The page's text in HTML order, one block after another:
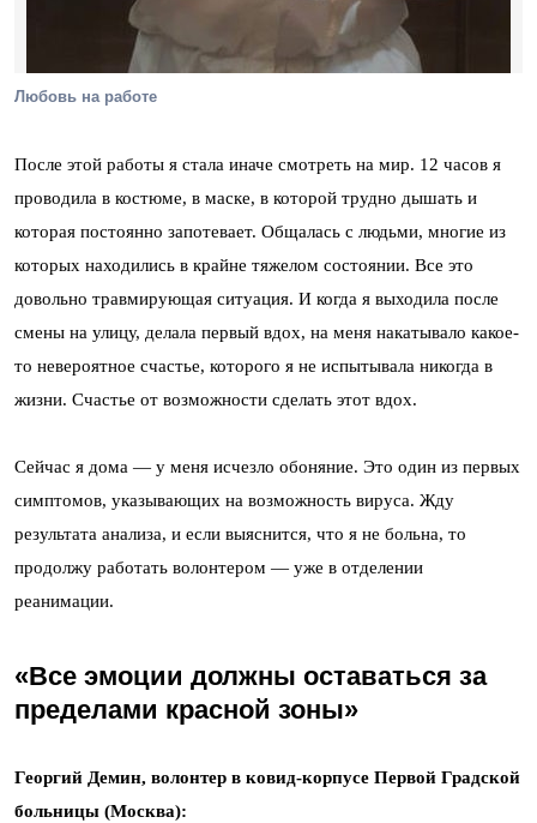
Любовь на работе
После этой работы я стала иначе смотреть на мир. 12 часов я
проводила в костюме, в маске, в которой трудно дышать и
которая постоянно запотевает. Общалась с людьми, многие из
которых находились в крайне тяжелом состоянии. Все это
довольно травмирующая ситуация. И когда я выходила после
смены на улицу, делала первый вдох, на меня накатывало какое-
то невероятное счастье, которого я не испытывала никогда в
жизни. Счастье от возможности сделать этот вдох.
Сейчас я дома — у меня исчезло обоняние. Это один из первых
симптомов, указывающих на возможность вируса. Жду
результата анализа, и если выяснится, что я не больна, то
продолжу работать волонтером — уже в отделении
реанимации.
«Все эмоции должны оставаться за
пределами красной зоны»
Георгий Демин, волонтер в ковид-корпусе Первой Градской
больницы (Москва):